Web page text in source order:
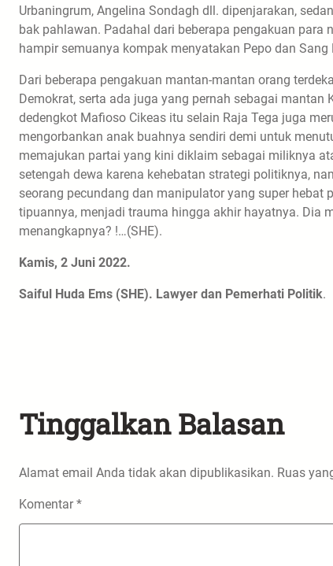
Urbaningrum, Angelina Sondagh dll. dipenjarakan,
bak pahlawan. Padahal dari beberapa pengakuan
hampir semuanya kompak menyatakan Pepo dan
Dari beberapa pengakuan mantan-mantan orang
Demokrat, serta ada juga yang pernah sebagai mantan
dedengkot Mafioso Cikeas itu selain Raja Tega juga
mengorbankan anak buahnya sendiri demi untuk
memajukan partai yang kini diklaim sebagai miliknya
setengah dewa karena kehebatan strategi politiknya,
seorang pecundang dan manipulator yang super hebat
tipuannya, menjadi trauma hingga akhir hayatnya. Dia
menangkapnya? !…(SHE).
Kamis, 2 Juni 2022.
Saiful Huda Ems (SHE). Lawyer dan Pemerhati Politik.
Tinggalkan Balasan
Alamat email Anda tidak akan dipublikasikan. Ruas
Komentar*